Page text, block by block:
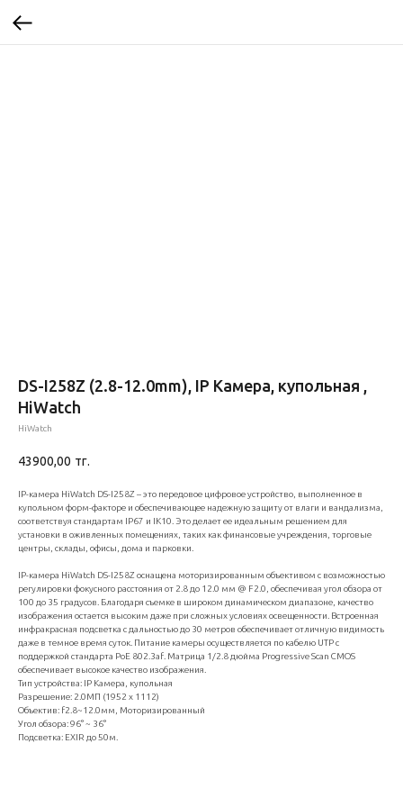
DS-I258Z (2.8-12.0mm), IP Камера, купольная ,
HiWatch
HiWatch
43900,00 тг.
IP-камера HiWatch DS-I258Z – это передовое цифровое устройство, выполненное в
купольном форм-факторе и обеспечивающее надежную защиту от влаги и вандализма,
соответствуя стандартам IP67 и IK10. Это делает ее идеальным решением для
установки в оживленных помещениях, таких как финансовые учреждения, торговые
центры, склады, офисы, дома и парковки.
IP-камера HiWatch DS-I258Z оснащена моторизированным объективом с возможностью
регулировки фокусного расстояния от 2.8 до 12.0 мм @ F2.0, обеспечивая угол обзора от
100 до 35 градусов. Благодаря съемке в широком динамическом диапазоне, качество
изображения остается высоким даже при сложных условиях освещенности. Встроенная
инфракрасная подсветка с дальностью до 30 метров обеспечивает отличную видимость
даже в темное время суток. Питание камеры осуществляется по кабелю UTP с
поддержкой стандарта PoE 802.3af. Матрица 1/2.8 дюйма Progressive Scan CMOS
обеспечивает высокое качество изображения.
Тип устройства: IP Камера, купольная
Разрешение: 2.0МП (1952 x 1112)
Объектив: f2.8~12.0мм, Моторизированный
Угол обзора: 96° ~ 36°
Подсветка: EXIR до 50м.